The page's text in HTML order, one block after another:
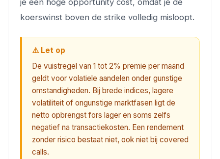
koerswinst boven de strike volledig misloopt.
⚠️ Let op
De vuistregel van 1 tot 2% premie per maand
geldt voor volatiele aandelen onder gunstige
omstandigheden. Bij brede indices, lagere
volatiliteit of ongunstige marktfasen ligt de
netto opbrengst fors lager en soms zelfs
negatief na transactiekosten. Een rendement
zonder risico bestaat niet, ook niet bij covered
calls.